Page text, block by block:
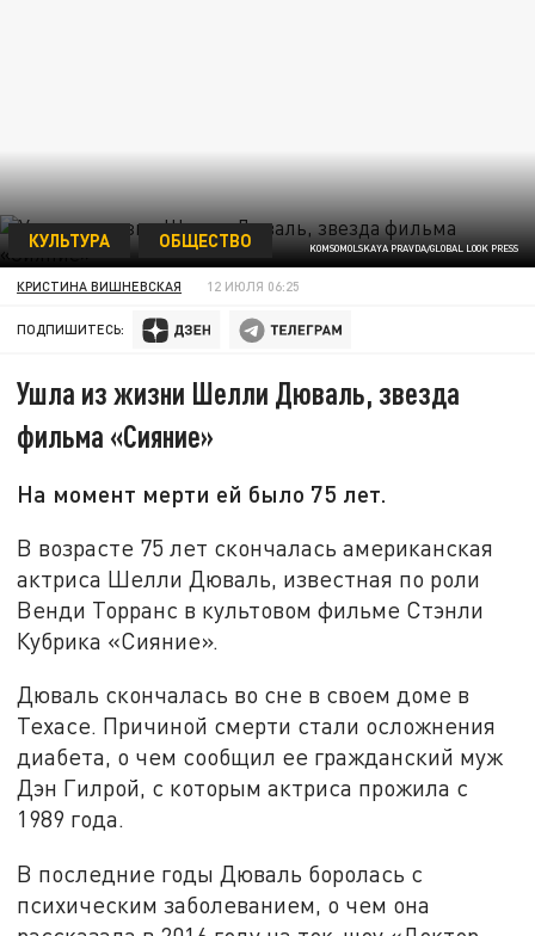
KOMSOMOLSKAYA PRAVDA/GLOBAL LOOK PRESS
КУЛЬТУРА ОБЩЕСТВО
КРИСТИНА ВИШНЕВСКАЯ 12 ИЮЛЯ 06:25
ПОДПИШИТЕСЬ:
Ушла из жизни Шелли Дюваль, звезда
фильма «Сияние»
На момент мерти ей было 75 лет.
В возрасте 75 лет скончалась американская
актриса Шелли Дюваль, известная по роли
Венди Торранс в культовом фильме Стэнли
Кубрика «Сияние».
Дюваль скончалась во сне в своем доме в
Техасе. Причиной смерти стали осложнения
диабета, о чем сообщил ее гражданский муж
Дэн Гилрой, с которым актриса прожила с
1989 года.
В последние годы Дюваль боролась с
психическим заболеванием, о чем она